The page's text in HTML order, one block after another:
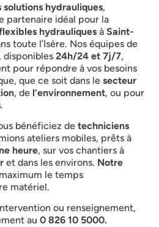
hydrauliques,
partenaire idéal pour la
hydrauliques à Saint-
toute l’Isère. Nos équipes de
disponibles 24h/24 et 7j/7,
pour répondre à vos besoins
que ce soit dans le secteur
, de l’environnement, ou pour
.
bénéficiez de techniciens
ateliers mobiles, prêts à
heure, sur vos chantiers à
et dans les environs. Notre
le temps
matériel.
ou renseignement,
au 0 826 10 5000.